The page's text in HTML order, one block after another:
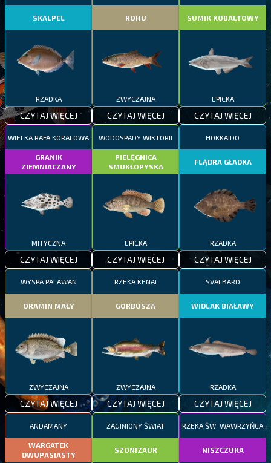
SKALPEL
RZADKA
CZYTAJ WIĘCEJ
ROHU
ZWYCZAJNA
CZYTAJ WIĘCEJ
SUMIK KOBALTOWY
EPICKA
CZYTAJ WIĘCEJ
WIELKA RAFA KORALOWA
GRANIK
ZIEMNIACZANY
MITYCZNA
CZYTAJ WIĘCEJ
WODOSPADY WIKTORII
PIELĘGNICA
SMUKŁOPYSKA
EPICKA
CZYTAJ WIĘCEJ
HOKKAIDO
FLĄDRA GŁADKA
RZADKA
CZYTAJ WIĘCEJ
WYSPA PALAWAN
ORAMIN MAŁY
ZWYCZAJNA
CZYTAJ WIĘCEJ
RZEKA KENAI
GORBUSZA
ZWYCZAJNA
CZYTAJ WIĘCEJ
SVALBARD
WIDLAK BIAŁAWY
RZADKA
CZYTAJ WIĘCEJ
ANDAMANY
WARGATEK
DWUPASIASTY
ZAGINIONY ŚWIAT
SZONIZAUR
RZEKA ŚW. WAWRZYŃCA
NISZCZUKA